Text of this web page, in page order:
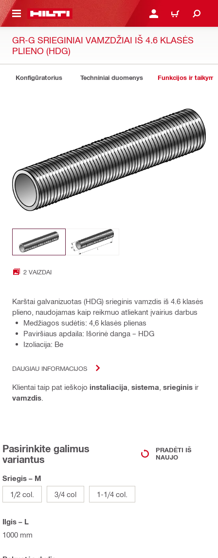
TURINIO PRISIJUNGTI ARBA
PIRKINIŲ
GR-G SRIEGINIAI VAMZDŽIAI IŠ 4.6 KLASĖS
PLIENO (HDG)
Konfigūratorius Techniniai duomenys Funkcijos ir
2 VAIZDAI
Karštai galvanizuotas (HDG) srieginis vamzdis iš 4.6 klasės
plieno, naudojamas kaip reikmuo atliekant įvairius darbus
Medžiagos sudėtis: 4,6 klasės plienas
Paviršiaus apdaila: Išorinė danga – HDG
Izoliacija: Be
DAUGIAU INFORMACIJOS
Klientai taip pat ieškojo instaliacija sistema srieginis ir
vamzdis
Pasirinkite galimus
variantus
PRADĖTI IŠ
NAUJO
Sriegis – M
1/2 col.
3/4 col 1-1/4 col.
Ilgis – L
1000 mm